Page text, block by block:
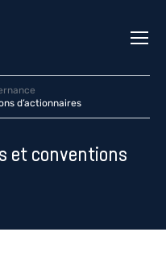
d’actionnaires
et conventions